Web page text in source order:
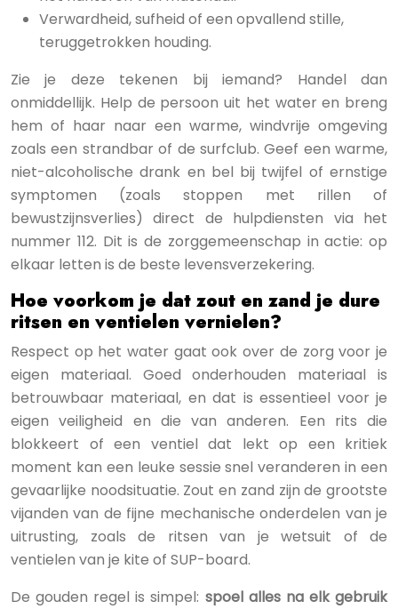
Verwardheid, sufheid of een opvallend stille,
teruggetrokken houding.
Zie je deze tekenen bij iemand? Handel dan
onmiddellijk. Help de persoon uit het water en breng
hem of haar naar een warme, windvrije omgeving
zoals een strandbar of de surfclub. Geef een warme,
niet-alcoholische drank en bel bij twijfel of ernstige
symptomen (zoals stoppen met rillen of
bewustzijnsverlies) direct de hulpdiensten via het
nummer 112. Dit is de zorggemeenschap in actie: op
elkaar letten is de beste levensverzekering.
Hoe voorkom je dat zout en zand je dure
ritsen en ventielen vernielen?
Respect op het water gaat ook over de zorg voor je
eigen materiaal. Goed onderhouden materiaal is
betrouwbaar materiaal, en dat is essentieel voor je
eigen veiligheid en die van anderen. Een rits die
blokkeert of een ventiel dat lekt op een kritiek
moment kan een leuke sessie snel veranderen in een
gevaarlijke noodsituatie. Zout en zand zijn de grootste
vijanden van de fijne mechanische onderdelen van je
uitrusting, zoals de ritsen van je wetsuit of de
ventielen van je kite of SUP-board.
De gouden regel is simpel: spoel alles na elk gebruik